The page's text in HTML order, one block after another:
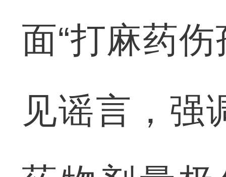
面“打麻药
见谣言，强